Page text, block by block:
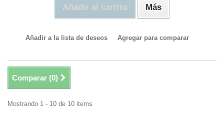
Añadir al carrito Más
Añadir a la lista de deseos Agregar para comparar
Comparar (0)
Mostrando 1 - 10 de 10 items